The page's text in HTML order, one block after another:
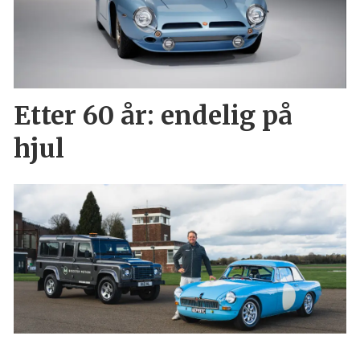
Etter 60 år: endelig på
hjul